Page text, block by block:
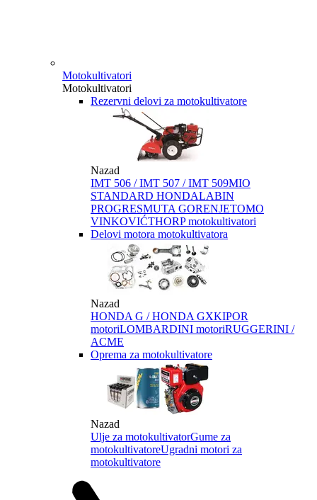
Motokultivatori
Motokultivatori
Rezervni delovi za motokultivatore
Nazad
IMT 506 / IMT 507 / IMT 509MIO
STANDARD HONDALABIN
PROGRESMUTA GORENJETOMO
VINKOVIĆTHORP motokultivatori
Delovi motora motokultivatora
Nazad
HONDA G / HONDA GXKIPOR
motoriLOMBARDINI motoriRUGGERINI /
ACME
Oprema za motokultivatore
Nazad
Ulje za motokultivatorGume za
motokultivatoreUgradni motori za
motokultivatore